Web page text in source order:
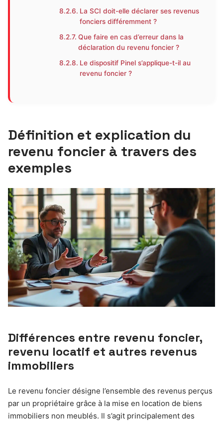
La SCI doit-elle déclarer ses revenus
fonciers différemment ?
Que faire en cas d’erreur dans la
déclaration du revenu foncier ?
Le dispositif Pinel s’applique-t-il au
revenu foncier ?
Définition et explication du
revenu foncier à travers des
exemples
Différences entre revenu foncier,
revenu locatif et autres revenus
immobiliers
Le revenu foncier désigne l’ensemble des revenus perçus
par un propriétaire grâce à la mise en location de biens
immobiliers non meublés. Il s’agit principalement des